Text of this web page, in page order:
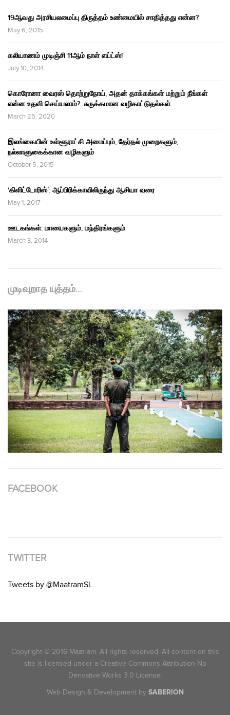
19ஆவது அரசியலமைப்பு திருத்தம் உண்மையில் சாதித்தது என்ன?
May 6, 2015
கலியாணம் முடிஞ்சி 11ஆம் நாள் எய்ட்ஸ்!
July 10, 2014
கொரோனா வைரஸ் தொற்றுநோய், அதன் தாக்கங்கள் மற்றும் நீங்கள்
என்ன உதவி செய்யலாம்?: சுருக்கமான வழிகாட்டுதல்கள்
March 25, 2020
இலங்கையின் உள்ளூராட்சி அமைப்பும், தேர்தல் முறைகளும்,
நல்லாளுகைக்கான வழிகளும்
October 5, 2015
‘கிளிட்டோரிஸ்’: ஆப்பிரிக்காவிலிருந்து ஆசியா வரை
May 1, 2017
ஊடகங்கள்: மாயைகளும், மந்திரங்களும்
March 3, 2014
முடிவுறாத யுத்தம்…
FACEBOOK
TWITTER
Tweets by @MaatramSL
Copyright © 2016 Maatram. All rights reserved. All content on this
site is licensed under a Creative Commons Attribution-No
Derivative Works 3.0 License.
Web Design & Development by SABERION